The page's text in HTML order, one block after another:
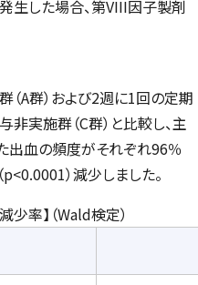
生した場合、第VIII因子製剤
A群）および2週に1回の定期
非実施群（C群）と比較し、主
出血の頻度がそれぞれ96％
）減少しました。
率】（Wald検定）